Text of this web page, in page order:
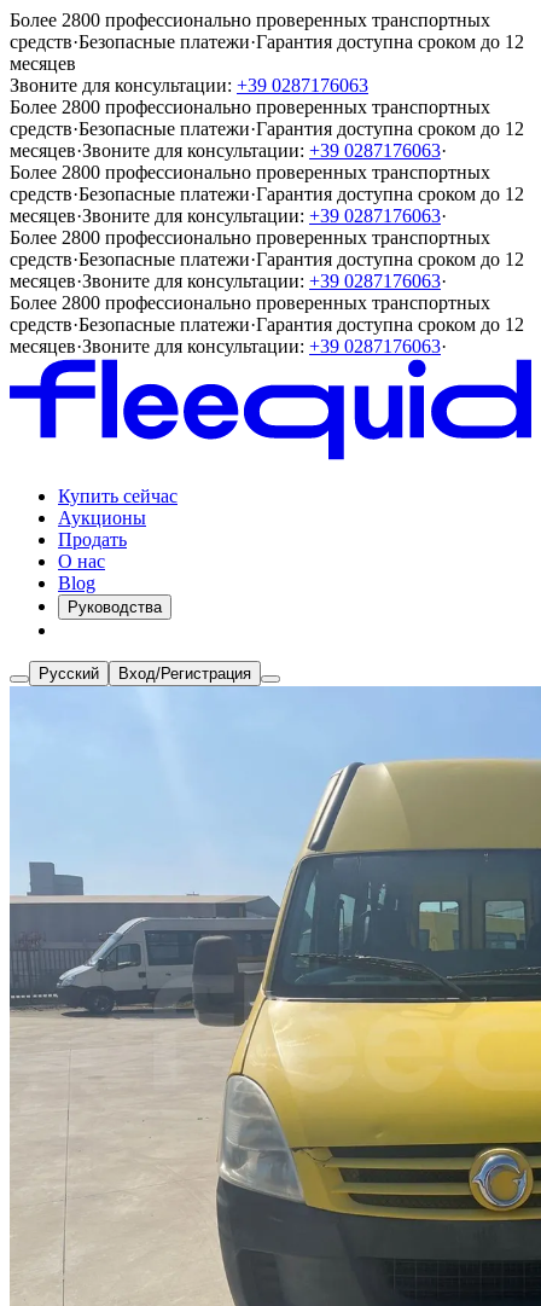
Более 2800 профессионально проверенных транспортных
средств·Безопасные платежи·Гарантия доступна сроком до 12
месяцев
Звоните для консультации: +39 0287176063
Более 2800 профессионально проверенных транспортных
средств·Безопасные платежи·Гарантия доступна сроком до 12
месяцев·Звоните для консультации: +39 0287176063·
Более 2800 профессионально проверенных транспортных
средств·Безопасные платежи·Гарантия доступна сроком до 12
месяцев·Звоните для консультации: +39 0287176063·
Более 2800 профессионально проверенных транспортных
средств·Безопасные платежи·Гарантия доступна сроком до 12
месяцев·Звоните для консультации: +39 0287176063·
Более 2800 профессионально проверенных транспортных
средств·Безопасные платежи·Гарантия доступна сроком до 12
месяцев·Звоните для консультации: +39 0287176063·
Купить сейчас
Аукционы
Продать
О нас
Blog
Руководства
Русский Вход/Регистрация